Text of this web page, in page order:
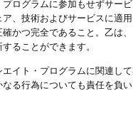
ログラムに参加もせずサー
、技術およびサービスに適
かつ完全であること。乙は
ることができます。
イト・プログラムに関連し
る行為についても責任を負